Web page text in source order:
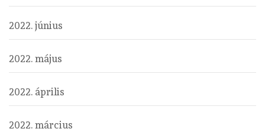
2022. június
2022. május
2022. április
2022. március